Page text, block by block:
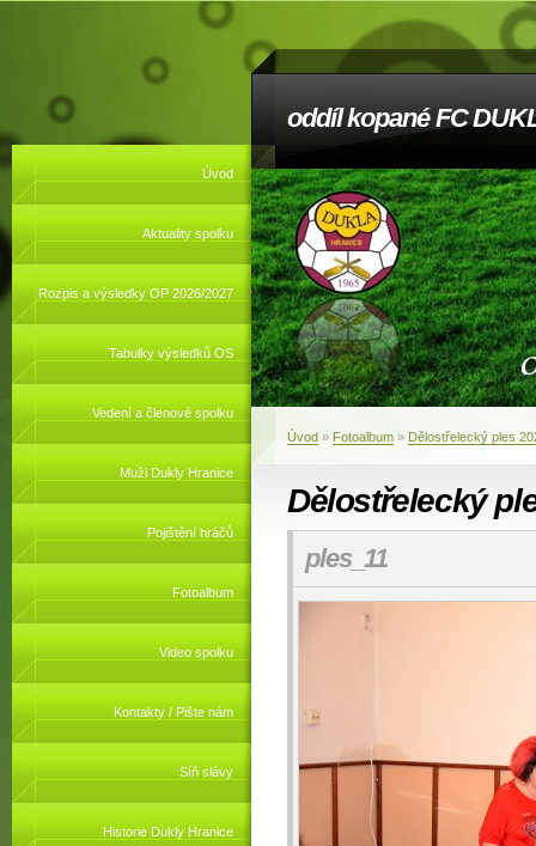
oddíl kopané FC
Úvod
Aktuality spolku
Rozpis a výsledky OP 2026/2027
Tabulky výsledků OS
Vedení a členové spolku
Muži Dukly Hranice
Pojištění hráčů
Fotoalbum
Video spolku
Kontakty / Pište nám
Síň slávy
Historie Dukly Hranice
Úvod » Fotoalbum » Dělostřelecký ples
Dělostřelecký
ples_11